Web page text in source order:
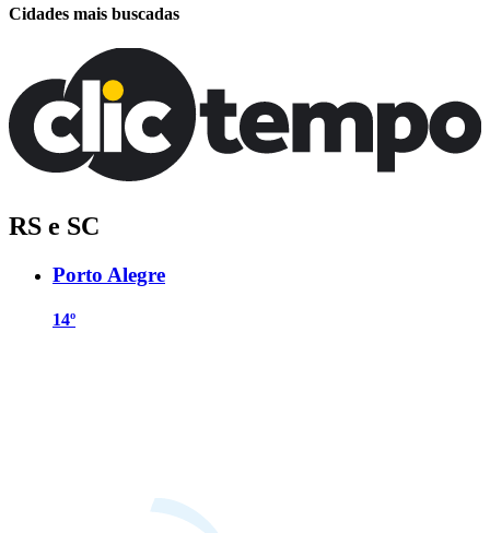
Cidades mais buscadas
RS e SC
Porto Alegre
14º